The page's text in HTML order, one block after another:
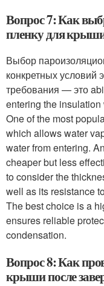
Вопрос 7: Как
пленку для
Выбор
конкретных условий
требования — это
entering the
One of the most
which allows water
water from entering.
cheaper but less
to consider the
well as its resistance
The best choice is a
ensures reliable
condensation.
Вопрос 8: Как
крыши после